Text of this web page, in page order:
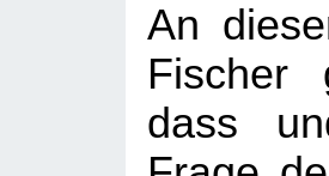
An
Fischer
dass